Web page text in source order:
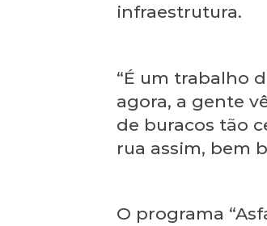
infraestrutura.
“É um trabalho
agora, a gente
de buracos tão
rua assim, bem
O programa